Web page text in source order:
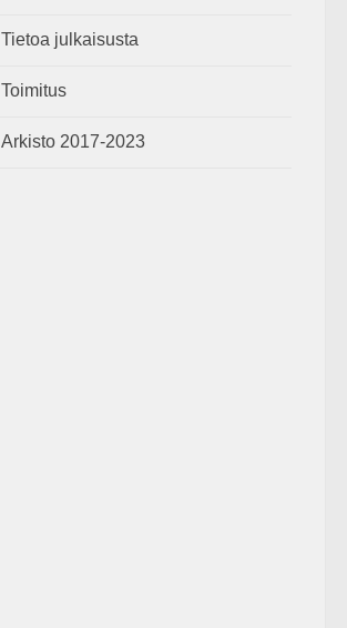
Tietoa julkaisusta
Toimitus
Arkisto 2017-2023